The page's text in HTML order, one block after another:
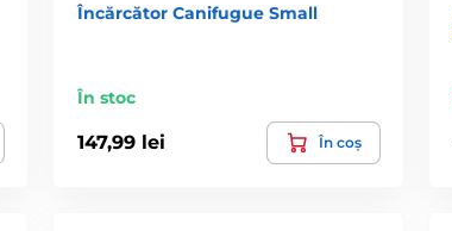
Încărcător Canifugue Small
În stoc
147,99 lei În coș